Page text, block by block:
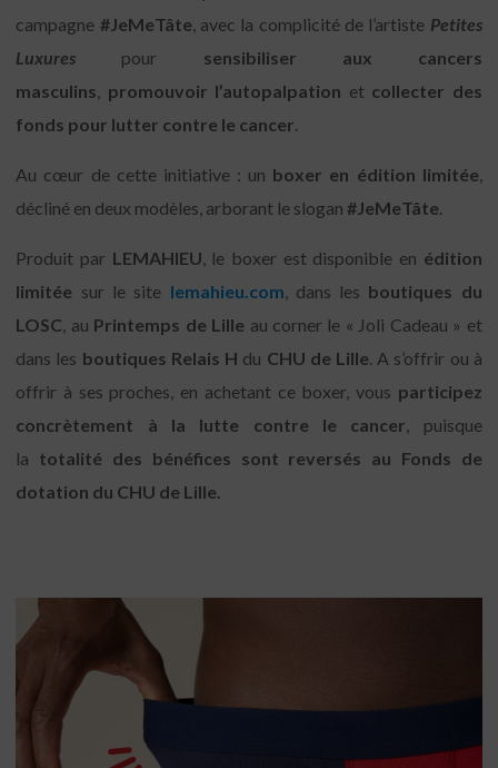
campagne #JeMeTâte , avec la complicité de l’artiste Petites
Luxures pour sensibiliser aux cancers
masculins
promouvoir l’autopalpation et collecter des
fonds pour lutter contre le cancer
Au cœur de cette initiative : un boxer en édition limitée
décliné en deux modèles, arborant le slogan#JeMeTâte
Produit par LEMAHIEU , le boxer est disponible en édition
limitée sur le site lemahieu.com , dans les boutiques du
LOSC , au Printemps de Lille au corner le « Joli Cadeau » et
dans les boutiques Relais H du CHU de Lille . A s’offrir ou à
offrir à ses proches, en achetant ce boxer, vous participez
concrètement à la lutte contre le cancer , puisque
la totalité des bénéfices sont reversés au Fonds de
dotation du CHU de Lille.